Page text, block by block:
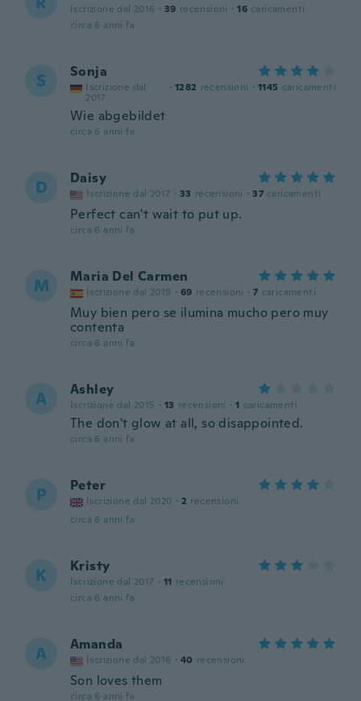
Iscrizione dal 2016 · 39 recensioni · 16 caricamenti
circa 6 anni fa
S Sonja
Iscrizione dal
2017
· 1282 recensioni · 1145 caricamenti
Wie abgebildet
circa 6 anni fa
D Daisy
Iscrizione dal 2017 · 33 recensioni · 37 caricamenti
Perfect can't wait to put up.
circa 6 anni fa
M Maria Del Carmen
Iscrizione dal 2019 · 69 recensioni · 7 caricamenti
Muy bien pero se ilumina mucho pero muy
contenta
circa 6 anni fa
A Ashley
Iscrizione dal 2015 · 13 recensioni · 1 caricamenti
The don't glow at all, so disappointed.
circa 6 anni fa
P Peter
Iscrizione dal 2020 · 2 recensioni
circa 6 anni fa
K Kristy
Iscrizione dal 2017 · 11 recensioni
circa 6 anni fa
A Amanda
Iscrizione dal 2016 · 40 recensioni
Son loves them
circa 6 anni fa